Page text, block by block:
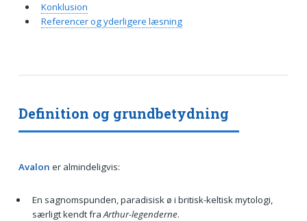
Definition og grundbetydning
Avalon er almindeligvis:
En sagnomspunden, paradisisk ø i britisk-keltisk mytologi,
særligt kendt fra Arthur-legenderne.
Konklusion
Referencer og yderligere læsning